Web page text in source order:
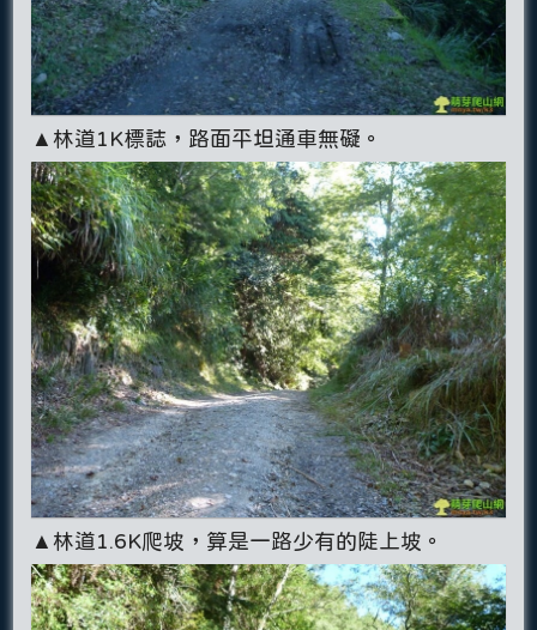
▲林道1K標誌，路面平坦通車無礙。
▲林道1.6K爬坡，算是一路少有的陡上坡。